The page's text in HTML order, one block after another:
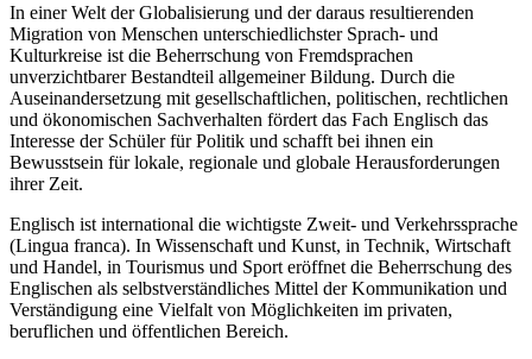
In einer Welt der Globalisierung und der daraus resultierenden
Migration von Menschen unterschiedlichster Sprach- und
Kulturkreise ist die Beherrschung von Fremdsprachen
unverzichtbarer Bestandteil allgemeiner Bildung. Durch die
Auseinandersetzung mit gesellschaftlichen, politischen, rechtlichen
und ökonomischen Sachverhalten fördert das Fach Englisch das
Interesse der Schüler für Politik und schafft bei ihnen ein
Bewusstsein für lokale, regionale und globale Herausforderungen
ihrer Zeit.
Englisch ist international die wichtigste Zweit- und Verkehrssprache
(Lingua franca). In Wissenschaft und Kunst, in Technik, Wirtschaft
und Handel, in Tourismus und Sport eröffnet die Beherrschung des
Englischen als selbstverständliches Mittel der Kommunikation und
Verständigung eine Vielfalt von Möglichkeiten im privaten,
beruflichen und öffentlichen Bereich.